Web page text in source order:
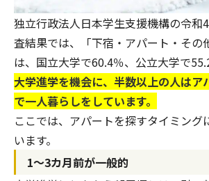
独立行政法人日本学生支援機構の令和
査結果では、「下宿・アパート・その
は、国立大学で60.4％、公立大学で
大学進学を機会に、半数以上の人はア
で一人暮らしをしています。
ここでは、アパートを探すタイミング
います。
1～3カ月前が一般的